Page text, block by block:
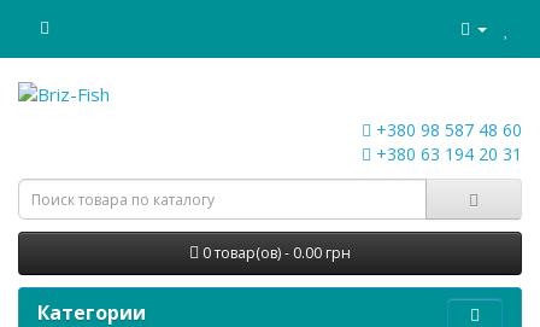
+380 98 587 48 60
+380 63 194 20 31
0 товар(ов) - 0.00 грн
Категории